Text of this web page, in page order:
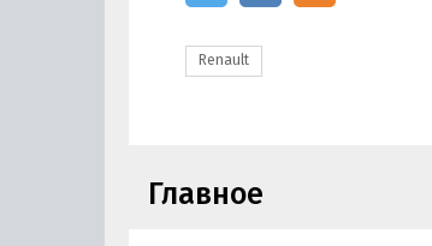
Renault
Главное